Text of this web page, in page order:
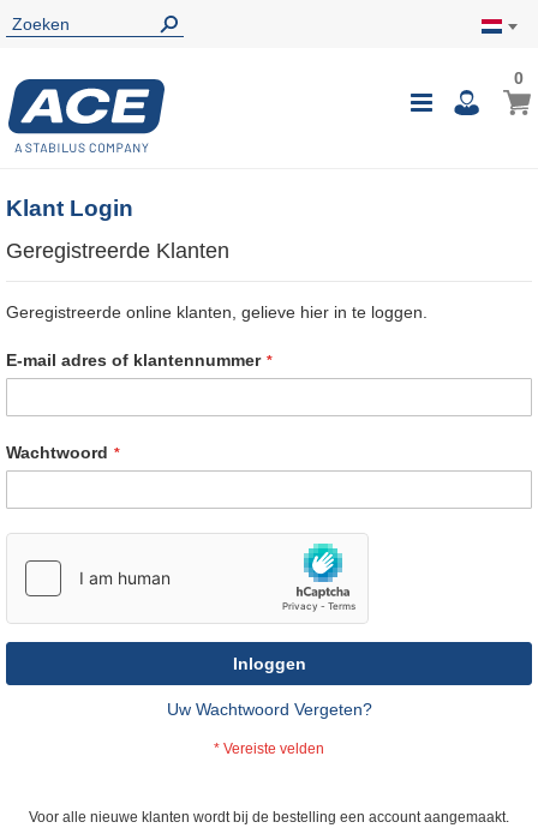
Toggle
00
Klant Login
Geregistreerde Klanten
Geregistreerde online klanten, gelieve hier in te loggen.
E-mail adres of klantennummer
Wachtwoord
Inloggen
Uw Wachtwoord Vergeten?
Voor alle nieuwe klanten wordt bij de bestelling een account aangemaakt.